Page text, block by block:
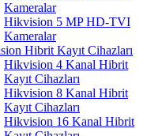
Kameralar
Hikvision 5 MP HD-TVI
Kameralar
Hibrit Kayıt Cihazları
Hikvision 4 Kanal Hibrit
Kayıt Cihazları
Hikvision 8 Kanal Hibrit
Kayıt Cihazları
Hikvision 16 Kanal Hibrit